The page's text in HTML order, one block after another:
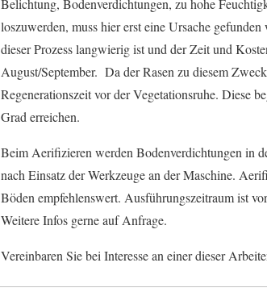
Belichtung, Bodenverdichtungen, zu hohe
loszuwerden, muss hier erst eine Ursache
dieser Prozess langwierig ist und der Zeit und
August/September. Da der Rasen zu diesem
Regenerationszeit vor der Vegetationsruhe. Diese
Grad erreichen.
Beim Aerifizieren werden Bodenverdichtungen in
nach Einsatz der Werkzeuge an der Maschine.
Böden empfehlenswert. Ausführungszeitraum ist
Weitere Infos gerne auf Anfrage.
Vereinbaren Sie bei Interesse an einer dieser